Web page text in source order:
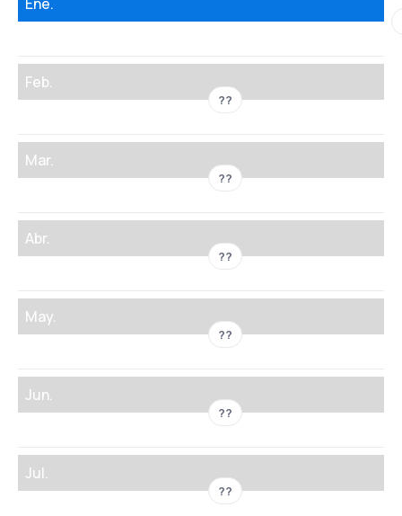
Feb.
??
Mar.
??
Abr.
??
May.
??
Jun.
??
Jul.
??